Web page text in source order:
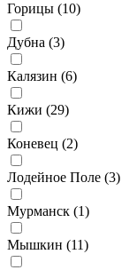
Горицы (10)
Дубна (3)
Калязин (6)
Кижи (29)
Коневец (2)
Лодейное Поле (3)
Мурманск (1)
Мышкин (11)